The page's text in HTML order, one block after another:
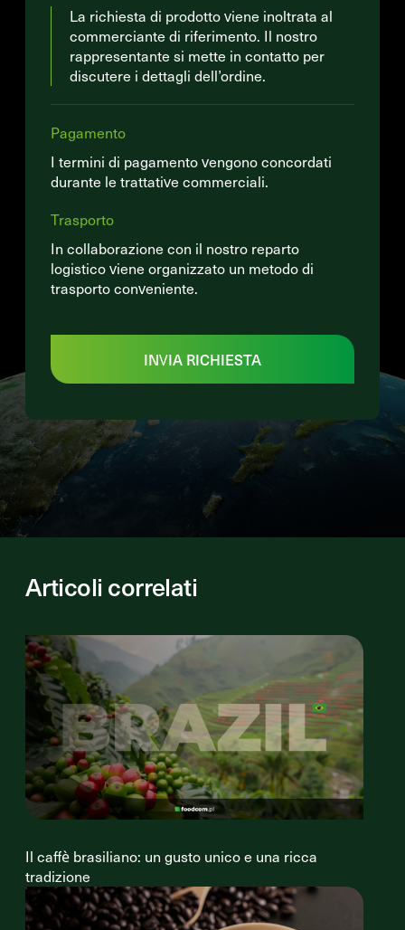
La richiesta di prodotto viene inoltrata al
commerciante di riferimento. Il nostro
rappresentante si mette in contatto per
discutere i dettagli dell’ordine.
Pagamento
I termini di pagamento vengono concordati
durante le trattative commerciali.
Trasporto
In collaborazione con il nostro reparto
logistico viene organizzato un metodo di
trasporto conveniente.
INVIA RICHIESTA
Articoli correlati
Il caffè brasiliano: un gusto unico e una ricca
tradizione